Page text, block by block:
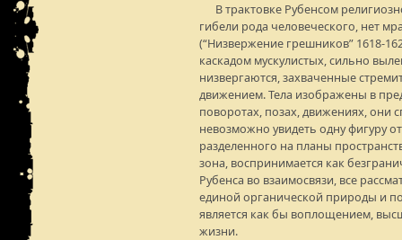
В трактовке Рубенсом
гибели рода человеческого, нет
(“Низвержение грешников” 1618-
каскадом мускулистых, сильно
низвергаются, захваченные
движением. Тела изображены в
поворотах, позах, движениях, они
невозможно увидеть одну фигуру
разделенного на планы
зона, воспринимается как
Рубенса во взаимосвязи, все
единой органической природы и
является как бы воплощением,
жизни.